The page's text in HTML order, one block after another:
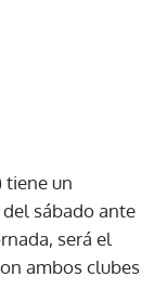
tiene un
sábado ante
será el
ambos clubes